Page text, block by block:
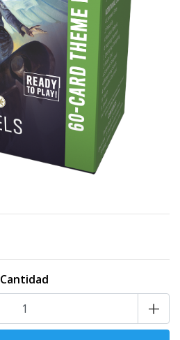
Cantidad
+